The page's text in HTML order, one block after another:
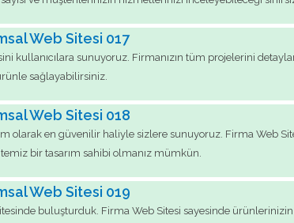
Web Sitesi 017
kullanıcılara sunuyoruz. Firmanızın tüm projelerini
sağlayabilirsiniz.
Web Sitesi 018
olarak en güvenilir haliyle sizlere sunuyoruz. Firma Web
bir tasarım sahibi olmanız mümkün.
Web Sitesi 019
buluşturduk. Firma Web Sitesi sayesinde ürünlerinizin